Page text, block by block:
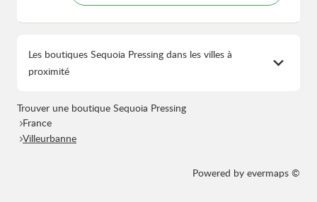
Les boutiques Sequoia Pressing dans les villes à
proximité
Trouver une boutique Sequoia Pressing
France
Villeurbanne
Powered by evermaps ©